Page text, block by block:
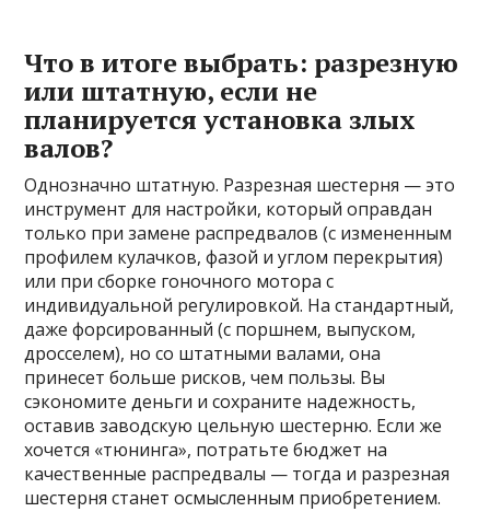
Что в итоге выбрать: разрезную
или штатную, если не
планируется установка злых
валов?
Однозначно штатную. Разрезная шестерня — это
инструмент для настройки, который оправдан
только при замене распредвалов (с измененным
профилем кулачков, фазой и углом перекрытия)
или при сборке гоночного мотора с
индивидуальной регулировкой. На стандартный,
даже форсированный (с поршнем, выпуском,
дросселем), но со штатными валами, она
принесет больше рисков, чем пользы. Вы
сэкономите деньги и сохраните надежность,
оставив заводскую цельную шестерню. Если же
хочется «тюнинга», потратьте бюджет на
качественные распредвалы — тогда и разрезная
шестерня станет осмысленным приобретением.